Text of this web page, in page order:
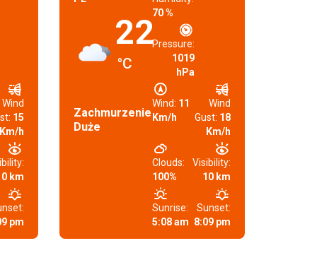
Wind
15
Km/h
km
pm
22
°C
Zachmurzenie
Duże
70 %
Pressure:
1019
hPa
Wind: 11
Km/h
Wind
Gust: 18
Km/h
Clouds:
100%
Visibility:
10 km
Sunrise:
5:08 am
Sunset:
8:09 pm